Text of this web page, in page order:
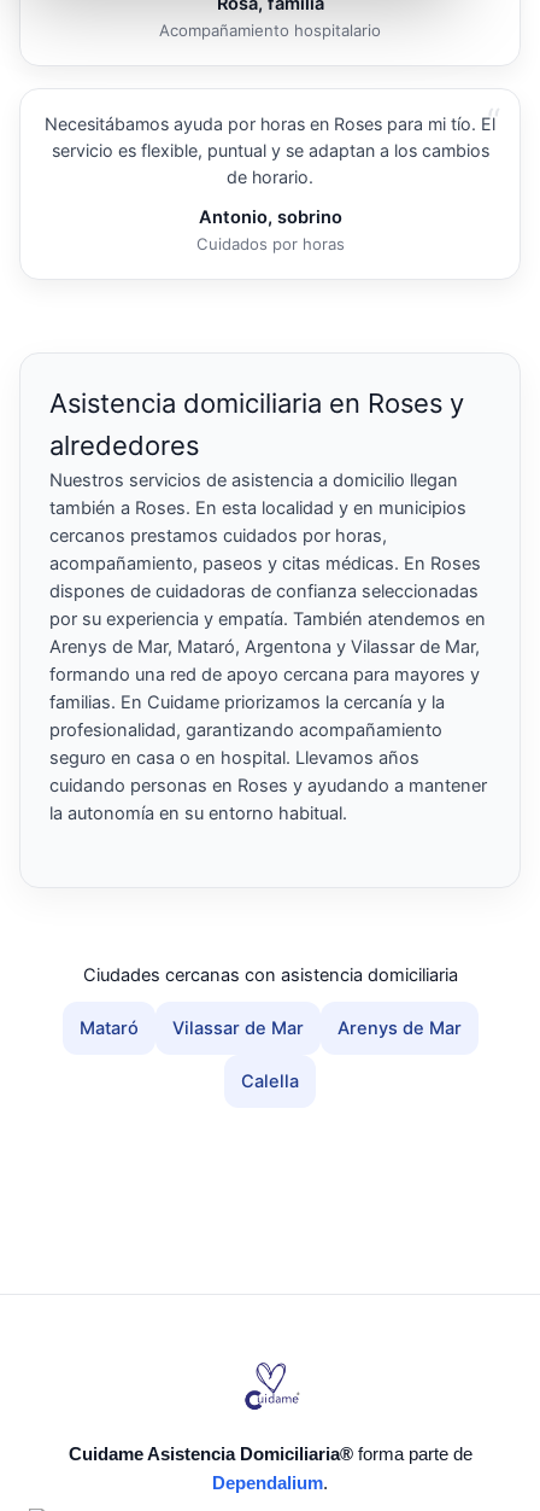
Acompañamiento hospitalario
“
Necesitábamos ayuda por horas en Roses para mi tío. El
servicio es flexible, puntual y se adaptan a los cambios
de horario.
Antonio, sobrino
Cuidados por horas
Asistencia domiciliaria en Roses y
alrededores
Nuestros servicios de asistencia a domicilio llegan
también a Roses. En esta localidad y en municipios
cercanos prestamos cuidados por horas,
acompañamiento, paseos y citas médicas. En Roses
dispones de cuidadoras de confianza seleccionadas
por su experiencia y empatía. También atendemos en
Arenys de Mar, Mataró, Argentona y Vilassar de Mar,
formando una red de apoyo cercana para mayores y
familias. En Cuidame priorizamos la cercanía y la
profesionalidad, garantizando acompañamiento
seguro en casa o en hospital. Llevamos años
cuidando personas en Roses y ayudando a mantener
la autonomía en su entorno habitual.
Ciudades cercanas con asistencia domiciliaria
Mataró Vilassar de Mar Arenys de Mar
Calella
Cuidame Asistencia Domiciliaria®forma parte de
Dependalium.